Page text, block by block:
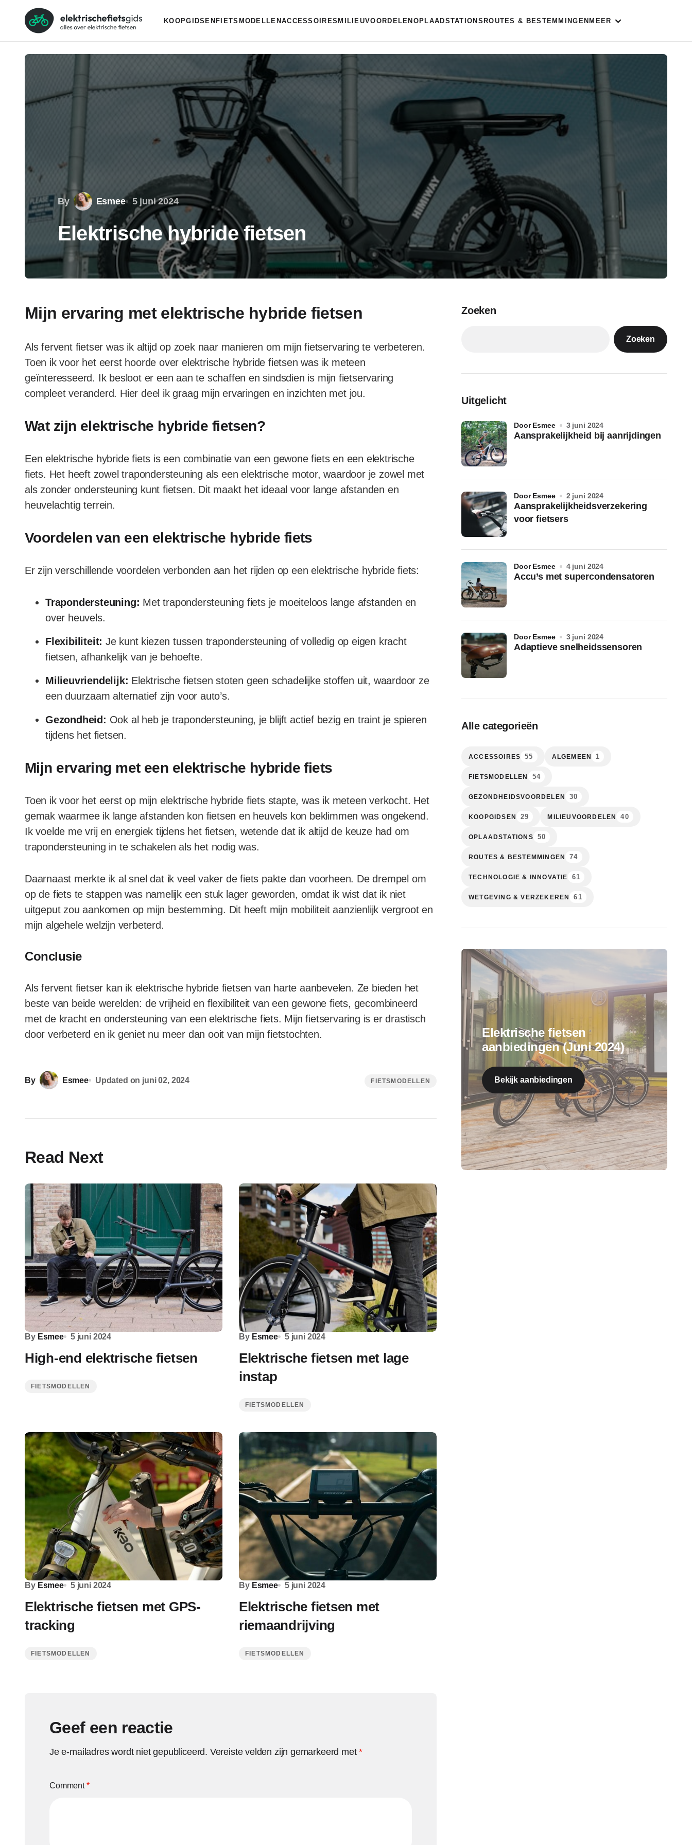
KOOPGIDSEN FIETSMODELLEN ACCESSOIRES MILIEUVOORDELEN OPLAADSTATIONS ROUTES & BESTEMMINGEN MEER
By Esmee 5 juni 2024
Elektrische hybride fietsen
Mijn ervaring met elektrische hybride fietsen
Als fervent fietser was ik altijd op zoek naar manieren om mijn fietservaring te verbeteren.
Toen ik voor het eerst hoorde over elektrische hybride fietsen was ik meteen
geïnteresseerd. Ik besloot er een aan te schaffen en sindsdien is mijn fietservaring
compleet veranderd. Hier deel ik graag mijn ervaringen en inzichten met jou.
Wat zijn elektrische hybride fietsen?
Een elektrische hybride fiets is een combinatie van een gewone fiets en een elektrische
fiets. Het heeft zowel trapondersteuning als een elektrische motor, waardoor je zowel met
als zonder ondersteuning kunt fietsen. Dit maakt het ideaal voor lange afstanden en
heuvelachtig terrein.
Voordelen van een elektrische hybride fiets
Er zijn verschillende voordelen verbonden aan het rijden op een elektrische hybride fiets:
Trapondersteuning: Met trapondersteuning fiets je moeiteloos lange afstanden en
over heuvels.
Flexibiliteit: Je kunt kiezen tussen trapondersteuning of volledig op eigen kracht
fietsen, afhankelijk van je behoefte.
Milieuvriendelijk: Elektrische fietsen stoten geen schadelijke stoffen uit, waardoor ze
een duurzaam alternatief zijn voor auto’s.
Gezondheid: Ook al heb je trapondersteuning, je blijft actief bezig en traint je spieren
tijdens het fietsen.
Mijn ervaring met een elektrische hybride fiets
Toen ik voor het eerst op mijn elektrische hybride fiets stapte, was ik meteen verkocht. Het
gemak waarmee ik lange afstanden kon fietsen en heuvels kon beklimmen was ongekend.
Ik voelde me vrij en energiek tijdens het fietsen, wetende dat ik altijd de keuze had om
trapondersteuning in te schakelen als het nodig was.
Daarnaast merkte ik al snel dat ik veel vaker de fiets pakte dan voorheen. De drempel om
op de fiets te stappen was namelijk een stuk lager geworden, omdat ik wist dat ik niet
uitgeput zou aankomen op mijn bestemming. Dit heeft mijn mobiliteit aanzienlijk vergroot en
mijn algehele welzijn verbeterd.
Conclusie
Als fervent fietser kan ik elektrische hybride fietsen van harte aanbevelen. Ze bieden het
beste van beide werelden: de vrijheid en flexibiliteit van een gewone fiets, gecombineerd
met de kracht en ondersteuning van een elektrische fiets. Mijn fietservaring is er drastisch
door verbeterd en ik geniet nu meer dan ooit van mijn fietstochten.
By Esmee Updated on juni 02, 2024 FIETSMODELLEN
Read Next
By Esmee 5 juni 2024
High-end elektrische fietsen
FIETSMODELLEN
By Esmee 5 juni 2024
Elektrische fietsen met lage
instap
FIETSMODELLEN
By Esmee 5 juni 2024
Elektrische fietsen met GPS-
tracking
FIETSMODELLEN
By Esmee 5 juni 2024
Elektrische fietsen met
riemaandrijving
FIETSMODELLEN
Geef een reactie
Je e-mailadres wordt niet gepubliceerd. Vereiste velden zijn gemarkeerd met*
Comment*
Zoeken
Zoeken
Uitgelicht
Aansprakelijkheid bij aanrijdingen
door Esmee 3 juni 2024
Aansprakelijkheidsverzekering
voor fietsers
door Esmee 2 juni 2024
Accu’s met supercondensatoren
door Esmee 4 juni 2024
Adaptieve snelheidssensoren
door Esmee 3 juni 2024
Alle categorieën
ACCESSOIRES 55 ALGEMEEN 1
FIETSMODELLEN 54
GEZONDHEIDSVOORDELEN 30
KOOPGIDSEN 29 MILIEUVOORDELEN 40
OPLAADSTATIONS 50
ROUTES & BESTEMMINGEN 74
TECHNOLOGIE & INNOVATIE 61
WETGEVING & VERZEKEREN 61
Elektrische fietsen
aanbiedingen (Juni 2024)
Bekijk aanbiedingen